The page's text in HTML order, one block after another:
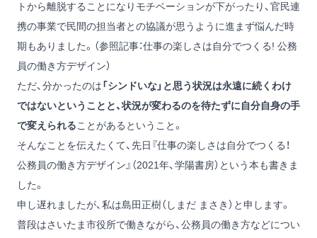
トから離脱することになりモチベーションが下がったり、官民連
携の事業で民間の担当者との協議が思うように進まず悩んだ時
期もありました。 （参照記事：仕事の楽しさは自分でつくる! 公務
員の働き方デザイン）
ただ、分かったのは「シンドいな」と思う状況は永遠に続くわけ
ではないということと、状況が変わるのを待たずに自分自身の手
で変えられることがあるということ。
そんなことを伝えたくて、先日 『仕事の楽しさは自分でつくる！
公務員の働き方デザイン』 （2021年、学陽書房）という本も書きま
した。
申し遅れましたが、私は島田正樹（しまだ まさき）と申します。
普段はさいたま市役所で働きながら、公務員の働き方などについ